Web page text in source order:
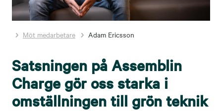
Möt medarbetare Adam Ericsson
Satsningen på Assemblin
Charge gör oss starka i
omställningen till grön teknik